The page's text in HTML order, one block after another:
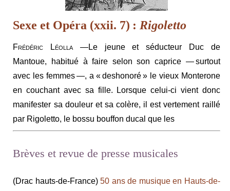
Sexe et Opéra (xxii. 7) :Rigoletto
Frédéric Léolla —Le jeune et séducteur Duc de
Mantoue, habitué à faire selon son caprice — surtout
avec les femmes —, a « deshonoré » le vieux Monterone
en couchant avec sa fille. Lorsque celui-ci vient donc
manifester sa douleur et sa colère, il est vertement raillé
par Rigoletto, le bossu bouffon ducal que les
Brèves et revue de presse musicales
(Drac hauts-de-France)50 ans de musique en Hauts-de-